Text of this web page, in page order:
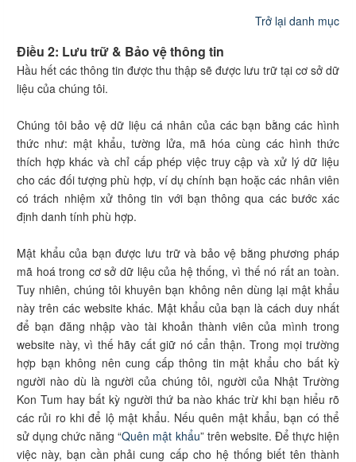
Trở lại danh mục
Điều 2: Lưu trữ & Bảo vệ thông tin
Hầu hết các thông tin được thu thập sẽ được lưu trữ tại cơ sở dữ
liệu của chúng tôi.
Chúng tôi bảo vệ dữ liệu cá nhân của các bạn bằng các hình
thức như: mật khẩu, tường lửa, mã hóa cùng các hình thức
thích hợp khác và chỉ cấp phép việc truy cập và xử lý dữ liệu
cho các đối tượng phù hợp, ví dụ chính bạn hoặc các nhân viên
có trách nhiệm xử thông tin với bạn thông qua các bước xác
định danh tính phù hợp.
Mật khẩu của bạn được lưu trữ và bảo vệ bằng phương pháp
mã hoá trong cơ sở dữ liệu của hệ thống, vì thế nó rất an toàn.
Tuy nhiên, chúng tôi khuyên bạn không nên dùng lại mật khẩu
này trên các website khác. Mật khẩu của bạn là cách duy nhất
để bạn đăng nhập vào tài khoản thành viên của mình trong
website này, vì thế hãy cất giữ nó cẩn thận. Trong mọi trường
hợp bạn không nên cung cấp thông tin mật khẩu cho bất kỳ
người nào dù là người của chúng tôi, người của Nhật Trường
Kon Tum hay bất kỳ người thứ ba nào khác trừ khi bạn hiểu rõ
các rủi ro khi để lộ mật khẩu. Nếu quên mật khẩu, bạn có thể
sử dụng chức năng “Quên mật khẩu” trên website. Để thực hiện
việc này, bạn cần phải cung cấp cho hệ thống biết tên thành